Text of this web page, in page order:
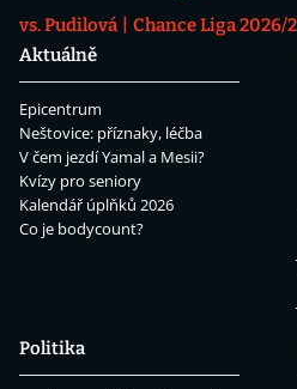
vs. Pudilová
Chance Liga 2026/
Aktuálně
Epicentrum
Neštovice: příznaky, léčba
V čem jezdí Yamal a Mesii?
Kvízy pro seniory
Kalendář úplňků 2026
Co je bodycount?
Politika